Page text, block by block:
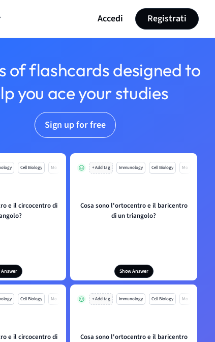
Accedi Registrati
of flashcards designed to
you ace your studies
Sign up for free
Cell Biology Mo
e il circocentro di
Answer
+ Add tag Immunology Cell Biology Mo
Cosa sono l'ortocentro e il baricentro
di un triangolo?
Show Answer
Cell Biology Mo
e il circocentro di
+ Add tag Immunology Cell Biology Mo
Cosa sono l'ortocentro e il baricentro